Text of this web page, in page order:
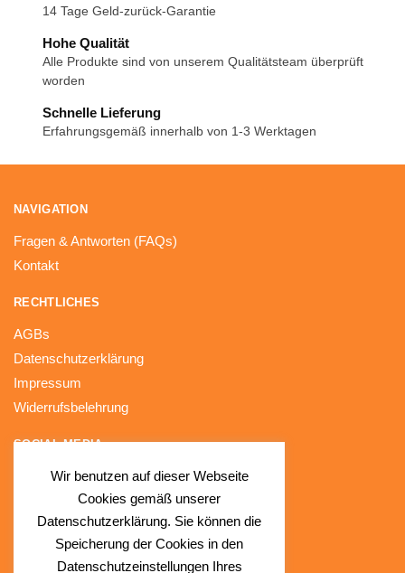
14 Tage Geld-zurück-Garantie
Hohe Qualität
Alle Produkte sind von unserem Qualitätsteam überprüft
worden
Schnelle Lieferung
Erfahrungsgemäß innerhalb von 1-3 Werktagen
NAVIGATION
Fragen & Antworten (FAQs)
Kontakt
RECHTLICHES
AGBs
Datenschutzerklärung
Impressum
Widerrufsbelehrung
SOCIAL MEDIA
FacebookWir benutzen auf dieser Webseite
Cookies gemäß unserer
Datenschutzerklärung. Sie können die
Speicherung der Cookies in den
Datenschutzeinstellungen Ihres